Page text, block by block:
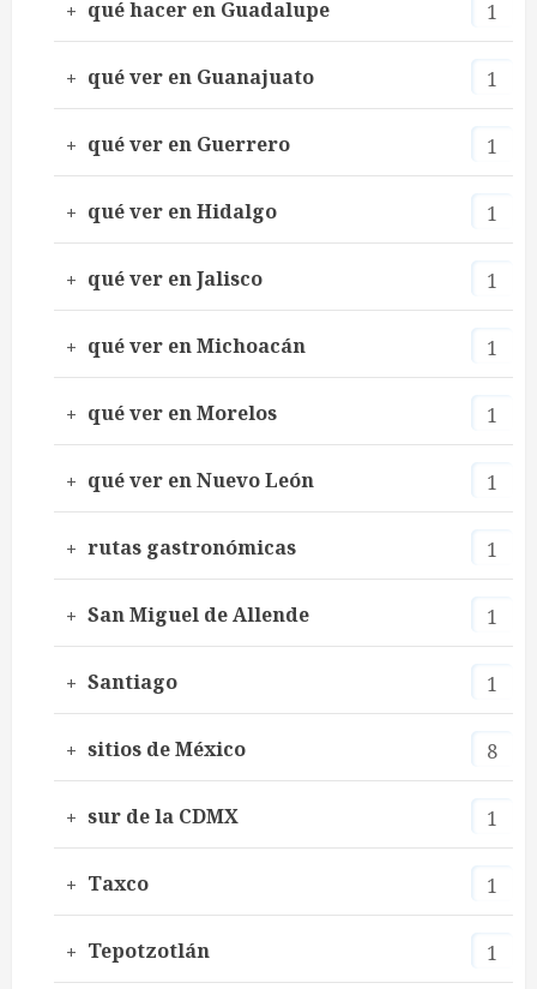
qué hacer en Guadalupe 1
qué ver en Guanajuato 1
qué ver en Guerrero 1
qué ver en Hidalgo 1
qué ver en Jalisco 1
qué ver en Michoacán 1
qué ver en Morelos 1
qué ver en Nuevo León 1
rutas gastronómicas 1
San Miguel de Allende 1
Santiago 1
sitios de México 8
sur de la CDMX 1
Taxco 1
Tepotzotlán 1